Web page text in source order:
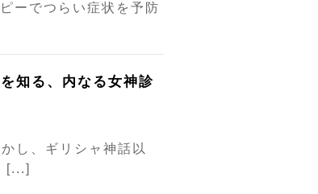
ーでつらい症状を予防
知る、内なる女神診
し、ギリシャ神話以
[...]